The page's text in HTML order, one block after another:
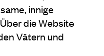
innige
die Website
Vätern und